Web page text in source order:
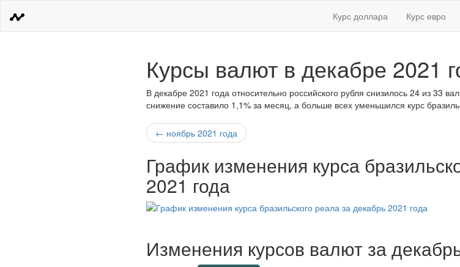
Курс доллара Курс евро
Курсы валют в декабре 2021
В декабре 2021 года относительно российского рубля снизилось 24 из 33
снижение составило 1,1% за месяц, а больше всех уменьшился курс
← ноябрь 2021 года
График изменения курса
2021 года
Изменения курсов валют за